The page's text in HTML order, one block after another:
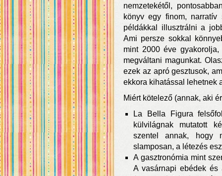
nemzetekétől,
könyv egy finom,
példákkal illusztrálni a
Ami persze sokkal
mint 2000 éve
megváltani magunkat.
ezek az apró gesztusok,
ekkora kihatással lehetnek
Miért kötelező (annak, aki
La Bella Figura
külvilágnak mutatott
szentel annak, hogy
slamposan, a létezés
A gasztronómia mint
A vasárnapi ebédek és